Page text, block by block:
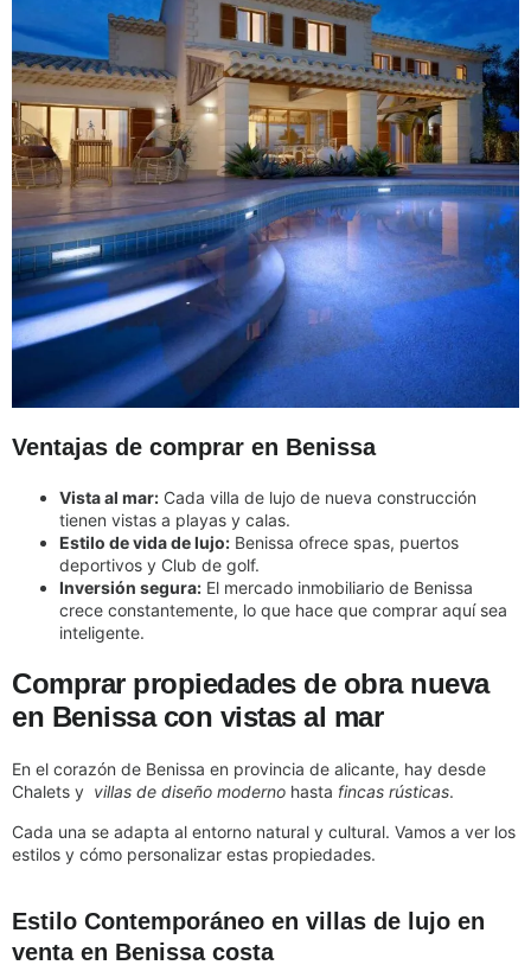
Ventajas de comprar en Benissa
Vista al mar: Cada villa de lujo de nueva construcción
tienen vistas a playas y calas.
Estilo de vida de lujo: Benissa ofrece spas, puertos
deportivos y Club de golf.
Inversión segura: El mercado inmobiliario de Benissa
crece constantemente, lo que hace que comprar aquí sea
inteligente.
Comprar propiedades de obra nueva
en Benissa con vistas al mar
En el corazón de Benissa en provincia de alicante, hay desde
Chalets y villas de diseño moderno hasta fincas rústicas.
Cada una se adapta al entorno natural y cultural. Vamos a ver los
estilos y cómo personalizar estas propiedades.
Estilo Contemporáneo en villas de lujo en
venta en Benissa costa